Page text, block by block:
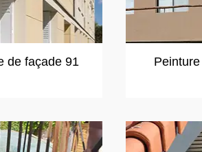
de façade 91